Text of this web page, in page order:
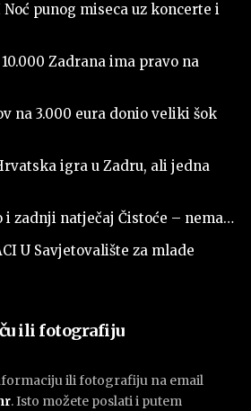
Noć punog miseca uz koncerte i
10.000 Zadrana ima pravo na
na 3.000 eura donio veliki šok
igra u Zadru, ali jedna
i zadnji natječaj Čistoće – nema…
U Savjetovalište za mlade
ili fotografiju
ili fotografiju na email
. Isto možete poslati i putem